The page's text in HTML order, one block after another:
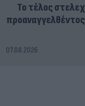
Το τέλος
07.08.2026